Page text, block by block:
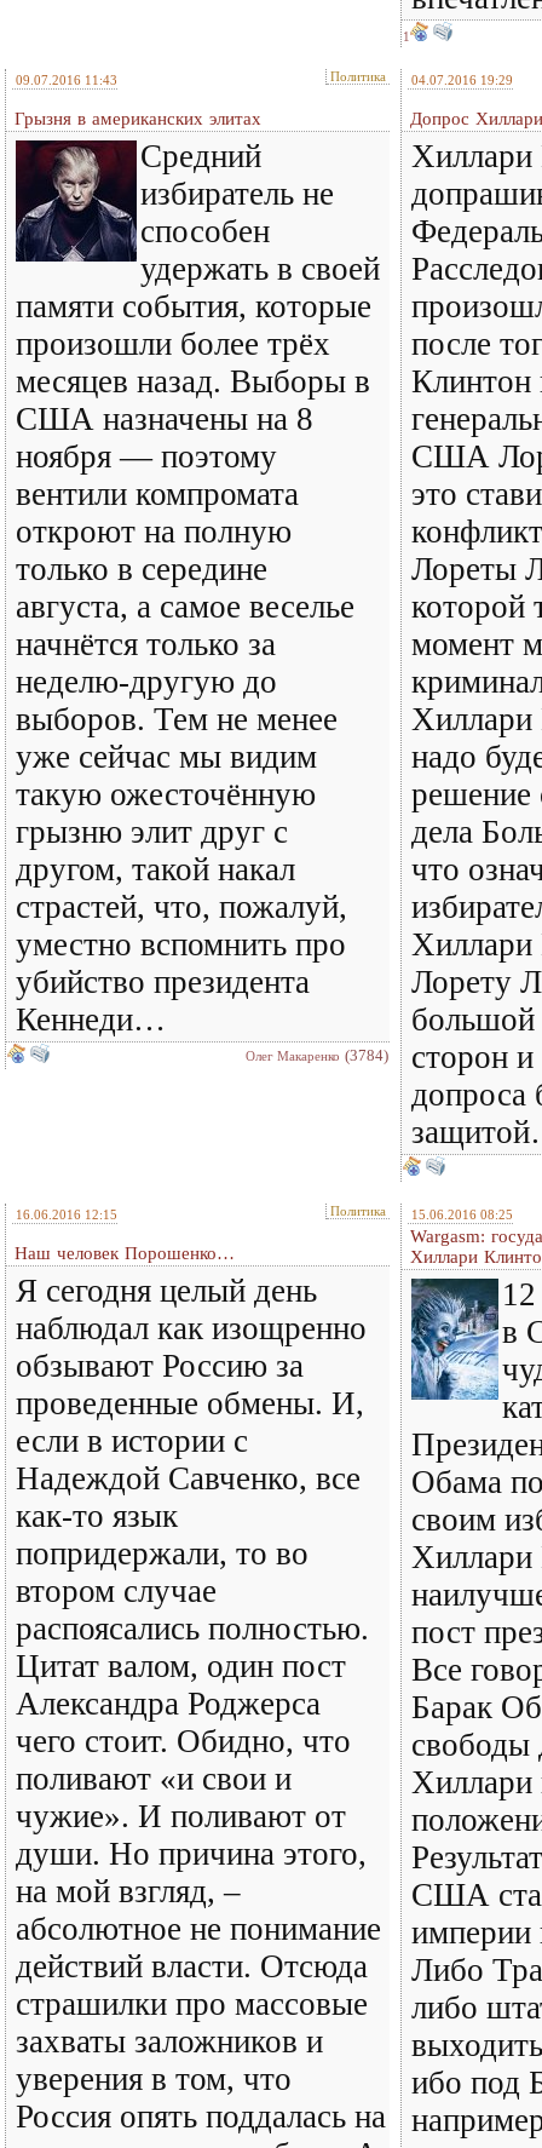
1
09.07.2016 11:43 Политика
Грызня в американских элитах
Средний
избиратель не
способен
удержать в своей
памяти события, которые
произошли более трёх
месяцев назад. Выборы в
США назначены на 8
ноября — поэтому
вентили компромата
откроют на полную
только в середине
августа, а самое веселье
начнётся только за
неделю-другую до
выборов. Тем не менее
уже сейчас мы видим
такую ожесточённую
грызню элит друг с
другом, такой накал
страстей, что, пожалуй,
уместно вспомнить про
убийство президента
Кеннеди…
Олег Макаренко (3784)
04.07.2016 19:29
Допрос
Хиллари
после
Клинтон
США
это
Лореты
которой
момент
Хиллари
надо
решение
дела
что
Лорету
большой
сторон и
допроса
16.06.2016 12:15 Политика
Наш человек Порошенко…
Я сегодня целый день
наблюдал как изощренно
обзывают Россию за
проведенные обмены. И,
если в истории с
Надеждой Савченко, все
как-то язык
попридержали, то во
втором случае
распоясались полностью.
Цитат валом, один пост
Александра Роджерса
чего стоит. Обидно, что
поливают «и свои и
чужие». И поливают от
души. Но причина этого,
на мой взгляд, –
абсолютное не понимание
действий власти. Отсюда
страшилки про массовые
захваты заложников и
уверения в том, что
Россия опять поддалась на
15.06.2016 08:25
Wargasm:
Хиллари
в
Обама
своим
Хиллари
пост
Все
Барак
свободы
Хиллари
США
империи
Либо
либо
ибо под